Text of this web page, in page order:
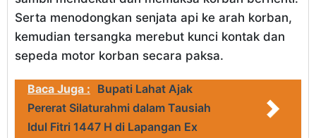
Serta menodongkan senjata api ke arah korban,
kemudian tersangka merebut kunci kontak dan
sepeda motor korban secara paksa.
Baca Juga : Bupati Lahat Ajak
Pererat Silaturahmi dalam Tausiah
Idul Fitri 1447 H di Lapangan Ex